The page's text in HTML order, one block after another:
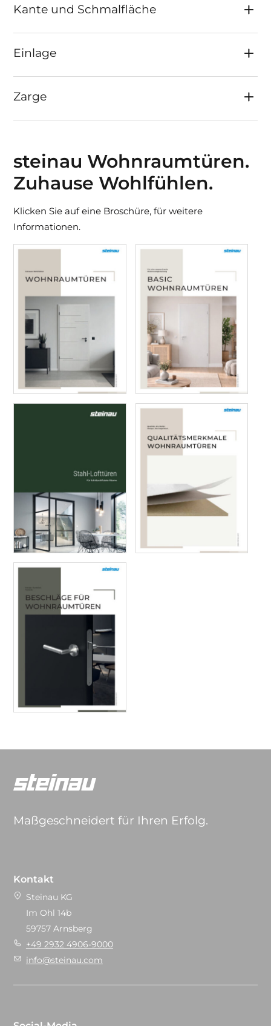
Kante und Schmalfläche
Einlage
Zarge
steinau Wohnraumtüren.
Zuhause Wohlfühlen.
Klicken Sie auf eine Broschüre, für weitere
Informationen.
Maßgeschneidert für Ihren Erfolg.
Kontakt
Steinau KG
Im Ohl 14b
59757 Arnsberg
+49 2932 4906-9000
info@steinau.com